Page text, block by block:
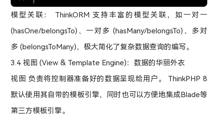
模型关联： ThinkORM 支持丰富的模型关联，如一对一
(hasOne/belongsTo)、一对多 (hasMany/belongsTo)、多对
多 (belongsToMany)，极大简化了复杂数据查询的编写。
3.4 视图 (View & Template Engine)：数据的华丽外衣
视图 负责将控制器准备好的数据呈现给用户。 ThinkPHP 8
默认使用其自带的模板引擎，同时也可以方便地集成Blade等
第三方模板引擎。